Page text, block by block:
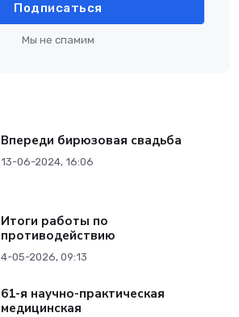
Подписаться
Мы не спамим
Впереди бирюзовая свадьба
13-06-2024, 16:06
Итоги работы по
противодействию
4-05-2026, 09:13
61-я научно-практическая
медицинская